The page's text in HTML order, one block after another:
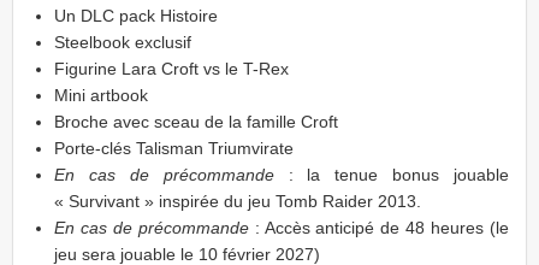
Un DLC pack Histoire
Steelbook exclusif
Figurine Lara Croft vs le T-Rex
Mini artbook
Broche avec sceau de la famille Croft
Porte-clés Talisman Triumvirate
En cas de précommande: la tenue bonus jouable
« Survivant » inspirée du jeu Tomb Raider 2013.
En cas de précommande: Accès anticipé de 48 heures (le
jeu sera jouable le 10 février 2027)